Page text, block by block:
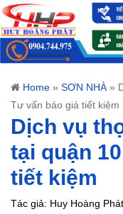
Home » SƠN NHÀ»
Tư vấn báo giá tiết kiệm
Dịch vụ
tại quận
tiết kiệm
Tác giả: Huy Hoàng Phát